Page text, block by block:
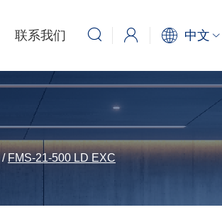
联系我们 中文
/ FMS-21-500 LD EXC